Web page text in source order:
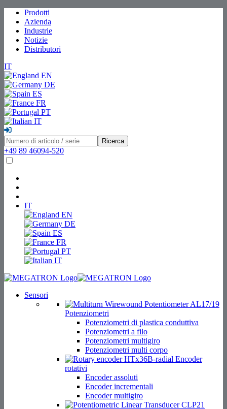
Prodotti
Azienda
Industrie
Notizie
Distributori
IT
EN
DE
ES
FR
PT
IT
Ricerca
+49 89 46094-520
IT
EN
DE
ES
FR
PT
IT
Sensori
Potenziometri
Potenziometri di plastica conduttiva
Potenziometri a filo
Potenziometri multigiro
Potenziometri multi corpo
Encoder
rotativi
Encoder assoluti
Encoder incrementali
Encoder multigiro